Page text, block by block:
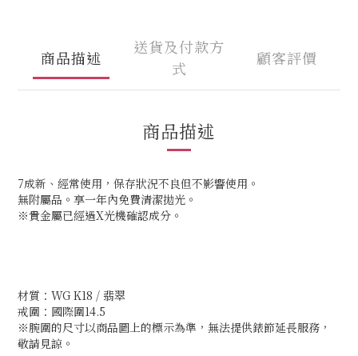
商品描述
送貨及付款方
式
顧客評價
商品描述
7成新、經常使用，保存狀況不良但不影響使用。
無附屬品。享一年內免費清潔拋光。
※貴金屬已經過X光機確認成分。
材質：WG K18 / 翡翠
戒圍：國際圍14.5
※腕圍的尺寸以商品圖上的標示為準，無法提供錶節延長服務，
敬請見諒。